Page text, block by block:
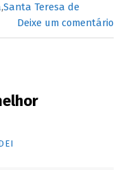
,Santa Teresa de
Deixe um comentário